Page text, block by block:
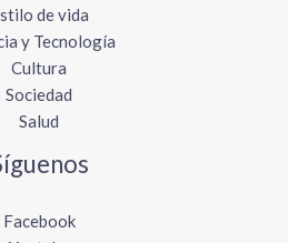
de vida
y Tecnología
Cultura
Sociedad
Salud
Facebook